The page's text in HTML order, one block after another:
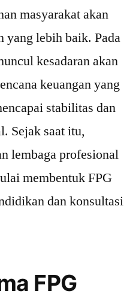
masyarakat akan
yang lebih baik. Pada
kesadaran akan
keuangan yang
stabilitas dan
Sejak saat itu,
lembaga profesional
membentuk FPG
dan konsultasi
FPG